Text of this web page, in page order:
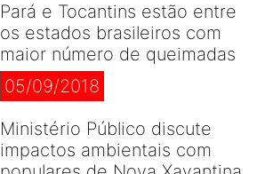
Pará e Tocantins estão entre
os estados brasileiros com
maior número de queimadas
05/09/2018
Ministério Público discute
impactos ambientais com